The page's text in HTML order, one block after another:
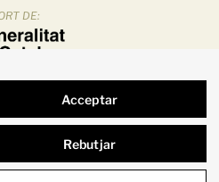
DE:
Rebutjar
Acceptar